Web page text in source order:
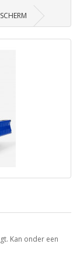
Kan onder een